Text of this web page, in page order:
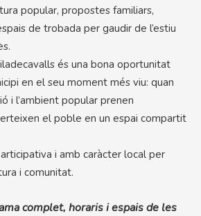
popular, propostes familiars,
de trobada per gaudir de l’estiu
és una bona oportunitat
en el seu moment més viu: quan
i l’ambient popular prenen
el poble en un espai compartit
i amb caràcter local per
i comunitat.
complet, horaris i espais de les